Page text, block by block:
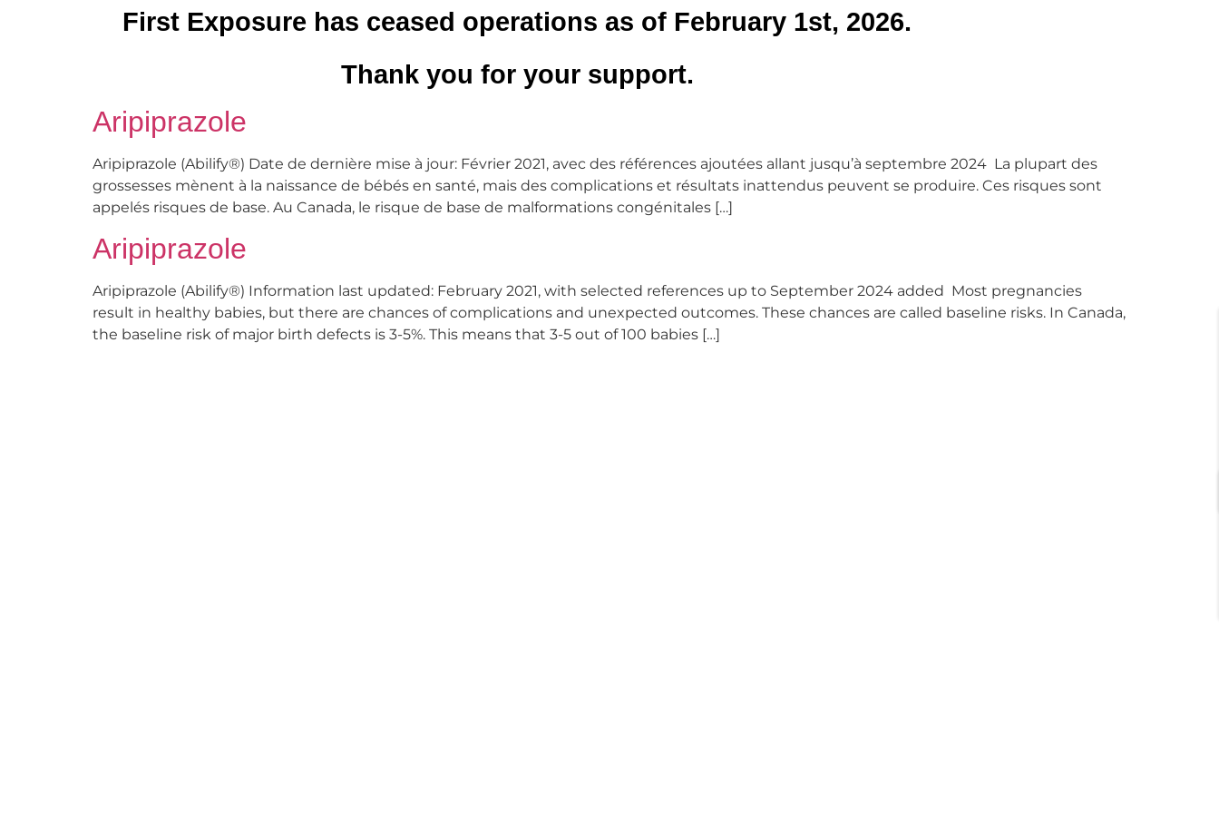
First Exposure has ceased operations as of February 1st, 2026.
Thank you for your support.
Aripiprazole
Aripiprazole (Abilify®) Date de dernière mise à jour: Février 2021, avec des références ajoutées allant jusqu’à septembre 2024 La plupart des
grossesses mènent à la naissance de bébés en santé, mais des complications et résultats inattendus peuvent se produire. Ces risques sont
appelés risques de base. Au Canada, le risque de base de malformations congénitales […]
Aripiprazole
Aripiprazole (Abilify®) Information last updated: February 2021, with selected references up to September 2024 added Most pregnancies
result in healthy babies, but there are chances of complications and unexpected outcomes. These chances are called baseline risks. In Canada,
the baseline risk of major birth defects is 3-5%. This means that 3-5 out of 100 babies […]